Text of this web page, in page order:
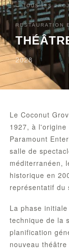
← TOUS LES
RESTAURATION
2028
Le Coconut
1927, à
Paramount
salle de
méditerranéen,
historique en
représentatif du
La phase
technique de la
planification
nouveau